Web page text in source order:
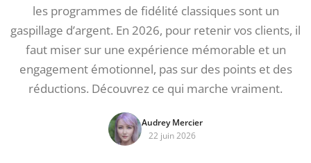
les programmes de fidélité classiques sont un
gaspillage d’argent. En 2026, pour retenir vos clients, il
faut miser sur une expérience mémorable et un
engagement émotionnel, pas sur des points et des
réductions. Découvrez ce qui marche vraiment.
Audrey Mercier
22 juin 2026